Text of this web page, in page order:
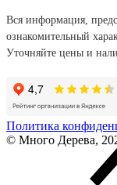
Вся информация,
ознакомительный
Уточняйте цены и
Политика
© Много Дерева,